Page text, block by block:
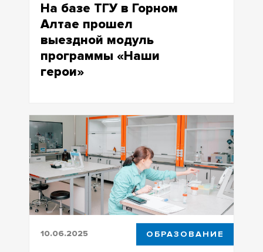
На базе ТГУ в Горном
Алтае прошел
выездной модуль
программы «Наши
герои»
федеральной инициативы «Время
героев»
10.06.2025 ОБРАЗОВАНИЕ